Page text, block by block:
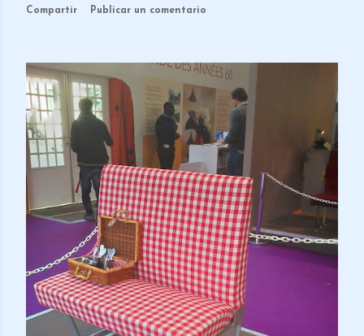
Compartir Publicar un comentario